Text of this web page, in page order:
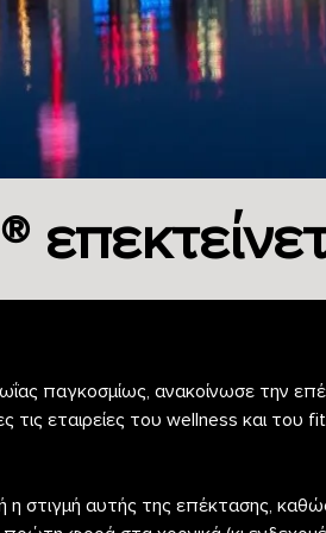
παγκοσμίως, ανακοίνωσε την
εταιρείες του wellness και του
η στιγμή αυτής της επέκτασης,